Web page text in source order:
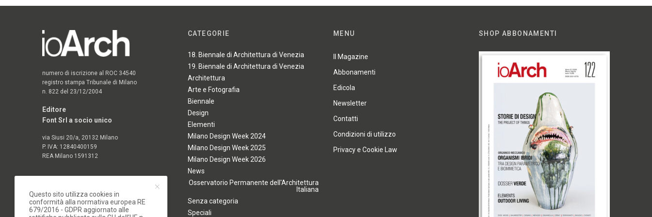
numero di iscrizione al ROC 34540
registro stampa Tribunale di Milano
n. 822 del 23/12/2004
Editore
Font Srl a socio unico
via Siusi 20/a, 20132 Milano
P. IVA: 12840400159
REA Milano 1591312
CATEGORIE
18. Biennale di Architettura di Venezia
19. Biennale di Architettura di Venezia
Architettura
Arte e Fotografia
Biennale
Design
Elementi
Milano Design Week 2024
Milano Design Week 2025
Milano Design Week 2026
News
Osservatorio Permanente dell'Architettura
Italiana
Senza categoria
Speciali
MENU
Il Magazine
Abbonamenti
Edicola
Newsletter
Contatti
Condizioni di utilizzo
Privacy e Cookie Law
SHOP ABBONAMENTI
Questo sito utilizza cookies in
conformità alla normativa europea RE
679/2016 - GDPR aggiornato alle